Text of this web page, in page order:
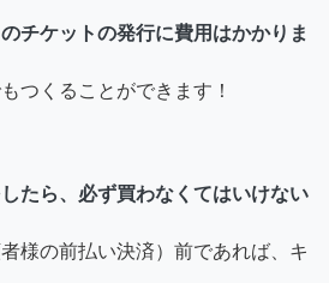
チケットの発行に費用はかかりま
つくることができます！
たら、必ず買わなくてはいけない
様の前払い決済）前であれば、キ